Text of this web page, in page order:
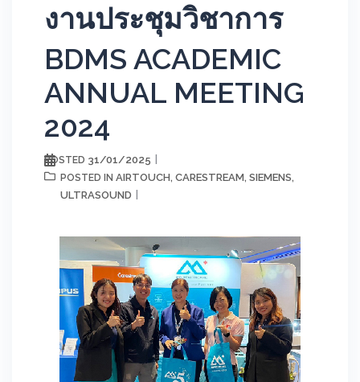
งานประชุมวิชาการ
BDMS ACADEMIC
ANNUAL MEETING
2024
POSTED 31/01/2025
POSTED IN AIRTOUCH, CARESTREAM, SIEMENS,
ULTRASOUND